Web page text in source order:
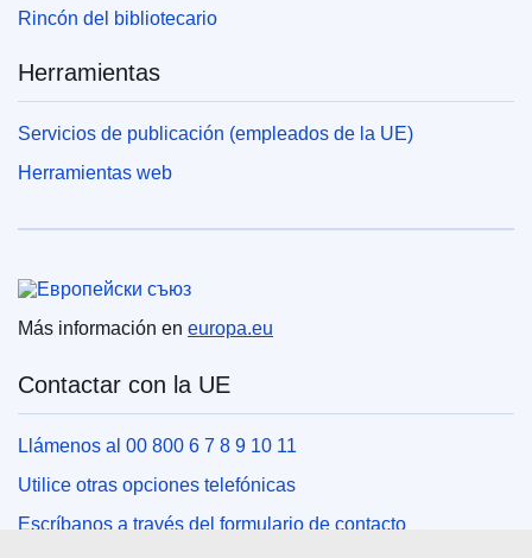
Rincón del bibliotecario
Herramientas
Servicios de publicación (empleados de la UE)
Herramientas web
Más información en europa.eu
Contactar con la UE
Llámenos al 00 800 6 7 8 9 10 11
Utilice otras opciones telefónicas
Escríbanos a través del formulario de contacto